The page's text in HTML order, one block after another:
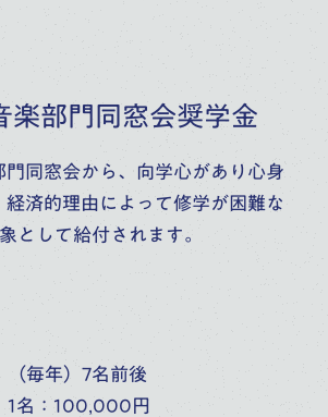
楽部門同窓会奨学金
門同窓会から、向学心があり心身
経済的理由によって修学が困難な
として給付されます。
毎年）7名前後
1名：100,000円